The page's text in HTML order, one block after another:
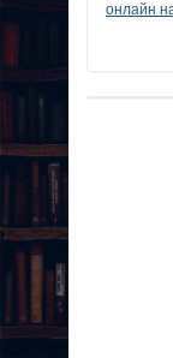
онлайн